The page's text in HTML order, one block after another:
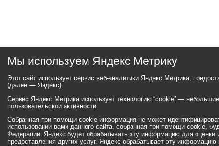
Мы используем Яндекс Метрику
Этот сайт использует сервис веб-аналитики Яндекс Метрика,
(далее — Яндекс).
Сервис Яндекс Метрика использует технологию “cookie” —
пользовательской активности.
Собранная при помощи cookie информация не может
использовании вами данного сайта, собранная при помощи cookie,
Федерации. Яндекс будет обрабатывать эту информацию для оценки
предоставления других услуг. Яндекс обрабатывает эту